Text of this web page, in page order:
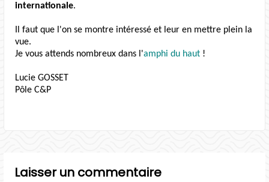
internationale.
Il faut que l'on se montre intéressé et leur en mettre plein la
vue.
Je vous attends nombreux dans l'amphi du haut!
Lucie GOSSET
Pôle C&P
Laisser un commentaire